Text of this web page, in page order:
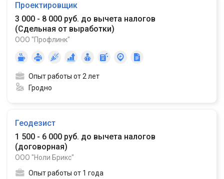
Проектировщик
3 000 - 8 000 руб. до вычета налогов
(Сдельная от выработки)
ООО "Профлинк"
Опыт работы от 2 лет
Гродно
Геодезист
1 500 - 6 000 руб. до вычета налогов
(договорная)
ООО "Ноли Брикс"
Опыт работы от 1 года